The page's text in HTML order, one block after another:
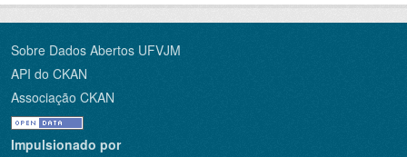
Sobre Dados Abertos UFVJM
API do CKAN
Associação CKAN
Impulsionado por